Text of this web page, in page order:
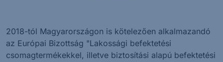
2018-tól Magyarországon is kötelezően alkalmazandó
az Európai Bizottság "Lakossági befektetési
csomagtermékekkel, illetve biztosítási alapú befektetési